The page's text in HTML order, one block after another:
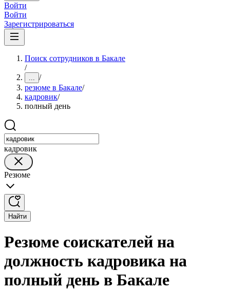
Войти
Войти
Зарегистрироваться
Поиск сотрудников в Бакале
/
... /
резюме в Бакале/
кадровик/
полный день
кадровик
Резюме
Найти
Резюме соискателей на
должность кадровика на
полный день в Бакале